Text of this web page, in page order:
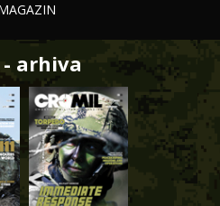
- arhiva